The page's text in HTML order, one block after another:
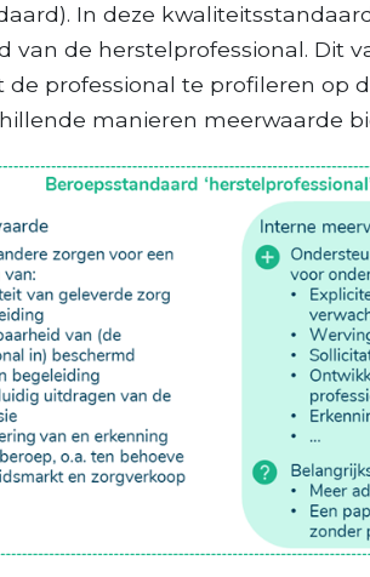
In deze
van de herstelprofessional. Dit
professional te profileren op
manieren meerwaarde